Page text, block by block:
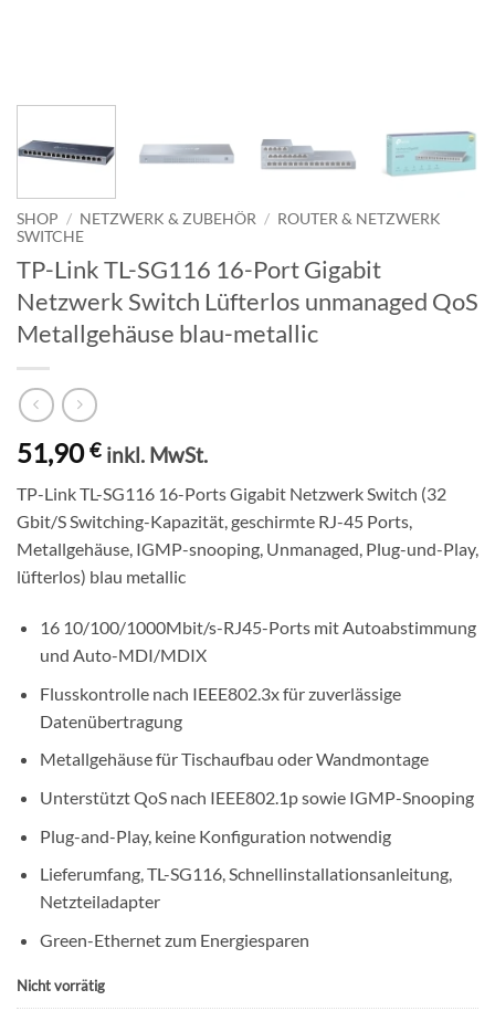
SHOP / NETZWERK & ZUBEHÖR / ROUTER & NETZWERK
SWITCHE
TP-Link TL-SG116 16-Port Gigabit
Netzwerk Switch Lüfterlos unmanaged QoS
Metallgehäuse blau-metallic
51,90€ inkl. MwSt.
TP-Link TL-SG116 16-Ports Gigabit Netzwerk Switch (32
Gbit/S Switching-Kapazität, geschirmte RJ-45 Ports,
Metallgehäuse, IGMP-snooping, Unmanaged, Plug-und-Play,
lüfterlos) blau metallic
16 10/100/1000Mbit/s-RJ45-Ports mit Autoabstimmung
und Auto-MDI/MDIX
Flusskontrolle nach IEEE802.3x für zuverlässige
Datenübertragung
Metallgehäuse für Tischaufbau oder Wandmontage
Unterstützt QoS nach IEEE802.1p sowie IGMP-Snooping
Plug-and-Play, keine Konfiguration notwendig
Lieferumfang, TL-SG116, Schnellinstallationsanleitung,
Netzteiladapter
Green-Ethernet zum Energiesparen
Nicht vorrätig